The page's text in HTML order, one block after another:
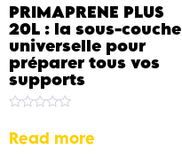
PRIMAPRENE PLUS
20L : la sous-couche
universelle pour
préparer tous vos
supports
0
out
Read more